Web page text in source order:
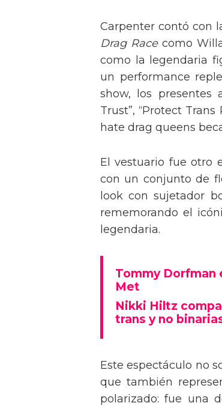
Carpenter contó con
Drag Racecomo
como la legendaria
un performance
show, los presentes
Trust”, “Protect Trans
hate drag queens
El vestuario fue otro
con un conjunto de
look con sujetador
rememorando el
legendaria.
Tommy Dorfman
Met
Nikki Hiltz
trans y no
Este espectáculo no
que también
polarizado: fue una